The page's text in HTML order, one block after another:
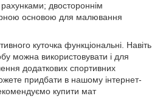
двостороннім
основою для малювання
куточка функціональні. Навіть
можна використовувати і для
додаткових спортивних
придбати в нашому інтернет-
купити мат